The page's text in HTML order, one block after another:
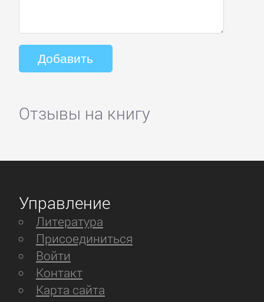
Отзывы на книгу
Управление
Литература
Присоединиться
Войти
Контакт
Карта сайта